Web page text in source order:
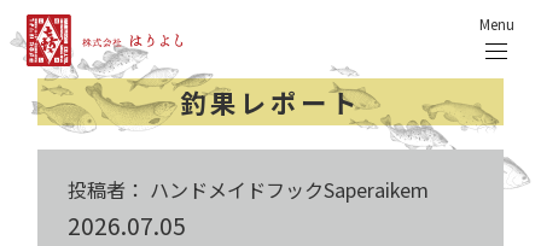
Menu
釣果レポート
投稿者： ハンドメイドフックSaperaikem
2026.07.05